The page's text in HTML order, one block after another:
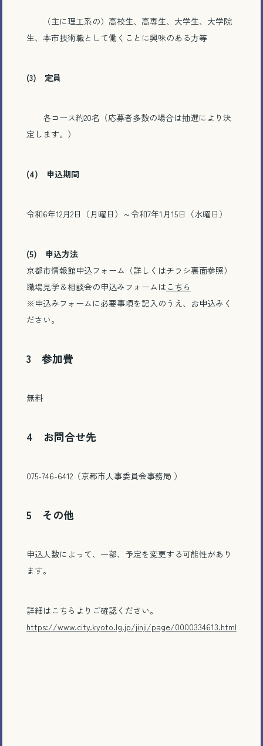
（主に理工系の）高校生、高専生、大学生、大学院
生、本市技術職として働くことに興味のある方等
(3) 定員
各コース約20名（応募者多数の場合は抽選により決
定します。）
(4) 申込期間
令和6年12月2日（月曜日）～令和7年1月15日（水曜日）
(5) 申込方法
京都市情報館申込フォーム（詳しくはチラシ裏面参照）
職場見学＆相談会の申込みフォームは こちら
※申込みフォームに必要事項を記入のうえ、お申込みく
ださい。
3 参加費
無料
4 お問合せ先
075-746-6412（京都市人事委員会事務局 ）
5 その他
申込人数によって、一部、予定を変更する可能性があり
ます。
詳細はこちらよりご確認ください。
https://www.city.kyoto.lg.jp/jinji/page/0000334613.html